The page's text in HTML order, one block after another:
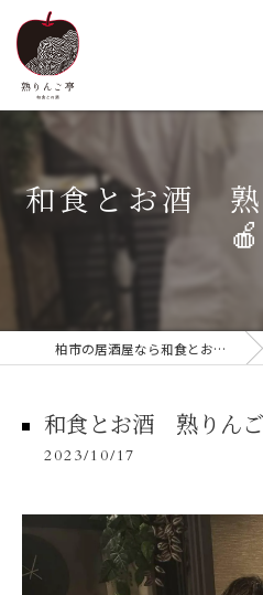
和食とお酒
🍎
柏市の居酒屋なら和食とお酒 熟りんご亭
和食とお酒 熟りん
2023/10/17